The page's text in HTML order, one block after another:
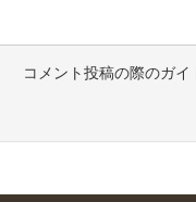
コメント投稿の際のガイ